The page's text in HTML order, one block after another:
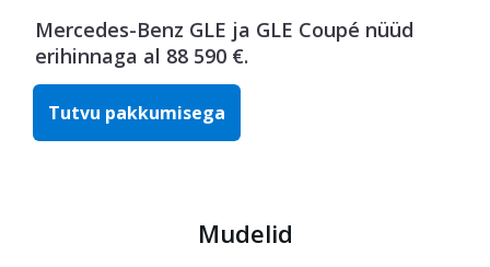
Mercedes-Benz GLE ja GLE Coupé nüüd
erihinnaga al 88 590 €.
Tutvu pakkumisega
Mudelid